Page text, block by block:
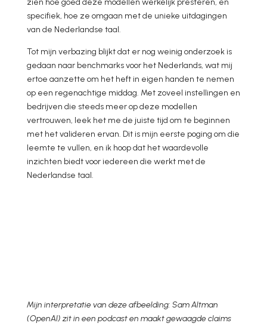
specifiek, hoe ze omgaan met de unieke uitdagingen
van de Nederlandse taal.
Tot mijn verbazing blijkt dat er nog weinig onderzoek is
gedaan naar benchmarks voor het Nederlands, wat mij
ertoe aanzette om het heft in eigen handen te nemen
op een regenachtige middag. Met zoveel instellingen en
bedrijven die steeds meer op deze modellen
vertrouwen, leek het me de juiste tijd om te beginnen
met het valideren ervan. Dit is mijn eerste poging om die
leemte te vullen, en ik hoop dat het waardevolle
inzichten biedt voor iedereen die werkt met de
Nederlandse taal.
Mijn interpretatie van deze afbeelding: Sam Altman
(OpenAI) zit in een podcast en maakt gewaagde claims